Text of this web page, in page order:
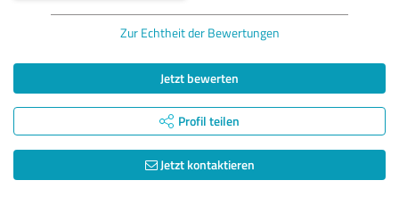
Zur Echtheit der Bewertungen
Jetzt bewerten
Profil teilen
Jetzt kontaktieren